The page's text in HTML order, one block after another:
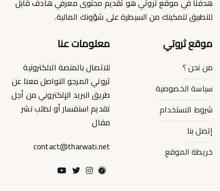
هدفنا في موقع ثروتي هو تقديم محتوى معرفي هادف قابل
للتطبيق لتمكينك من السيطرة على شؤونك المالية.
موقع ثروتي
من نحن ؟
سياسة الخصوصية
شروط الاستخدام
إتصل بنا
خريطة الموقع
معلومات عنا
للاتصال بالمنصة الالكترونية
ثروتي المرجو التواصل معنا عن
طريق البريد الإلكتروني من أجل
تقديم استفسار أو لطلب نشر
مقال
contact@tharwati.net